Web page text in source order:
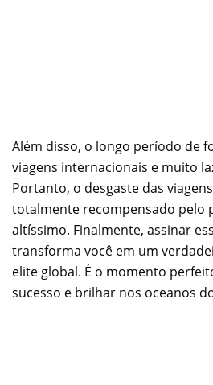
Além disso, o longo período de
viagens internacionais e muito
Portanto, o desgaste das
totalmente recompensado pelo
altíssimo. Finalmente, assinar
transforma você em um
elite global. É o momento
sucesso e brilhar nos oceanos